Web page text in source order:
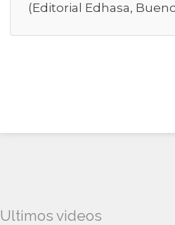
(Editorial Edhasa,
Ultimos videos